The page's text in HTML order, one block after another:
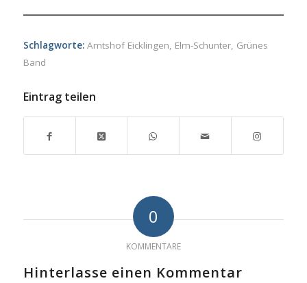
Schlagworte: Amtshof Eicklingen, Elm-Schunter, Grünes
Band
Eintrag teilen
0
KOMMENTARE
Hinterlasse einen Kommentar